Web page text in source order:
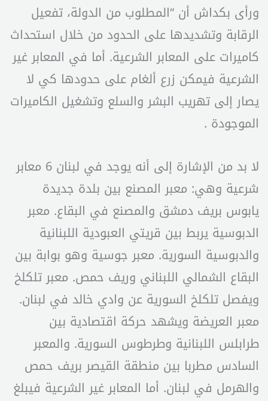
ورأى بكداش أن “المطلوب من الدولة، تفعيل
الرقابة وتشديدها على الحدود من خلال استحداث
كاميرات على المعابر الشرعية. أما في المعابر غير
الشرعية فيمكن زرع ألغام على حدودها كي لا
يصار إلى تهريب البشر والسلع وتشغيل الكاميرات
الموجودة .
لا بد من الإشارة إلى أنه يوجد في لبنان 6 معابر
شرعية وهي: معبر المصنع بين بلدة جديدة
يابوس بريف دمشق والمصنع في البقاع. معبر
الدبوسية يربط بين قريتي العبودية اللبنانية
والدبوسية السورية. معبر جوسية وهو بوابة بين
البقاع الشمالي اللبناني وريف حمص. معبر تلكلخ
ويفصل تلكلخ السورية عن وادي خالد في لبنان.
معبر العريضة ويشهد حركة اقتصادية بين
طرابلس اللبنانية وطرطوس السورية. والمعبر
السادس مطربا بين منطقة القيصر بريف حمص
والهرمل في لبنان. أما المعابر غير الشرعية فيبلغ